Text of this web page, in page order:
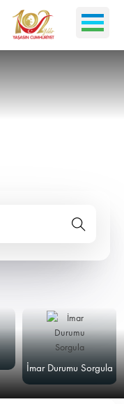
İmar Durumu Sorgula